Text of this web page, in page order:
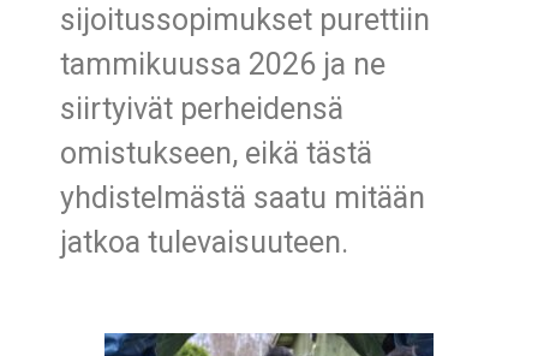
sijoitussopimukset purettiin
tammikuussa 2026 ja ne
siirtyivät perheidensä
omistukseen, eikä tästä
yhdistelmästä saatu mitään
jatkoa tulevaisuuteen.